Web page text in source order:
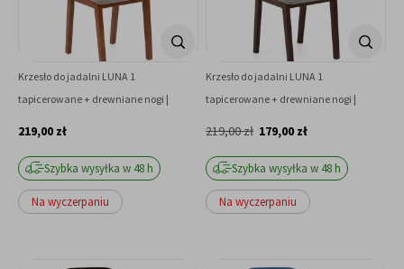
Krzesło do jadalni LUNA 1
tapicerowane + drewniane nogi |
219,00 zł
Szybka wysyłka w 48 h
Na wyczerpaniu
Krzesło do jadalni LUNA 1
tapicerowane + drewniane nogi |
179,00 zł
219,00 zł
Szybka wysyłka w 48 h
Na wyczerpaniu